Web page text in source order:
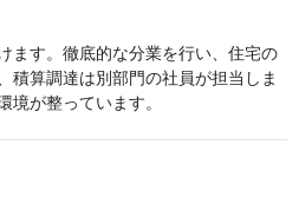
ます。徹底的な分業を行い、住宅の
積算調達は別部門の社員が担当しま
境が整っています。